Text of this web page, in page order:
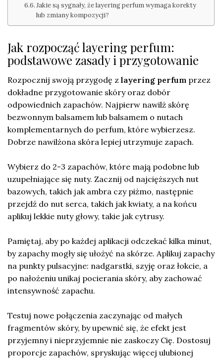
Jakie są sygnały, że layering perfum wymaga korekty
lub zmiany kompozycji?
Jak rozpocząć layering perfum:
podstawowe zasady i przygotowanie
Rozpocznij swoją przygodę z layering perfum przez
dokładne przygotowanie skóry oraz dobór
odpowiednich zapachów. Najpierw nawilż skórę
bezwonnym balsamem lub balsamem o nutach
komplementarnych do perfum, które wybierzesz.
Dobrze nawilżona skóra lepiej utrzymuje zapach.
Wybierz do 2-3 zapachów, które mają podobne lub
uzupełniające się nuty. Zacznij od najcięższych nut
bazowych, takich jak ambra czy piżmo, następnie
przejdź do nut serca, takich jak kwiaty, a na końcu
aplikuj lekkie nuty głowy, takie jak cytrusy.
Pamiętaj, aby po każdej aplikacji odczekać kilka minut,
by zapachy mogły się ułożyć na skórze. Aplikuj zapachy
na punkty pulsacyjne: nadgarstki, szyję oraz łokcie, a
po nałożeniu unikaj pocierania skóry, aby zachować
intensywność zapachu.
Testuj nowe połączenia zaczynając od małych
fragmentów skóry, by upewnić się, że efekt jest
przyjemny i nieprzyjemnie nie zaskoczy Cię. Dostosuj
proporcje zapachów, spryskując więcej ulubionej